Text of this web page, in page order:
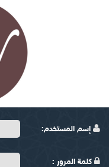
إسم المستخدم:
كلمة المرور :